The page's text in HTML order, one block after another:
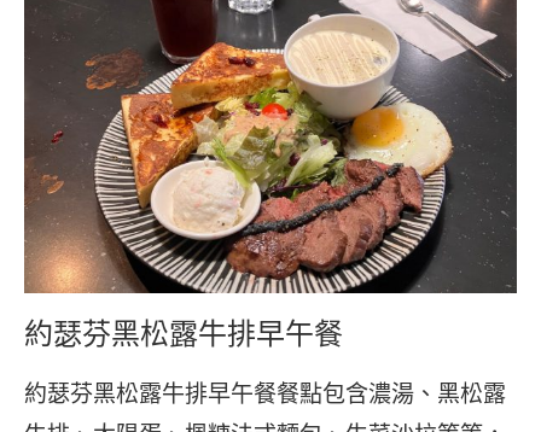
約瑟芬黑松露牛排早午餐
約瑟芬黑松露牛排早午餐餐點包含濃湯、黑松露